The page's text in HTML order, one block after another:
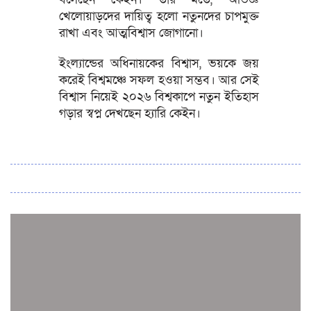
খেলোয়াড়দের দায়িত্ব হলো নতুনদের চাপমুক্ত
রাখা এবং আত্মবিশ্বাস জোগানো।
ইংল্যান্ডের অধিনায়কের বিশ্বাস, ভয়কে জয়
করেই বিশ্বমঞ্চে সফল হওয়া সম্ভব। আর সেই
বিশ্বাস নিয়েই ২০২৬ বিশ্বকাপে নতুন ইতিহাস
গড়ার স্বপ্ন দেখছেন হ্যারি কেইন।